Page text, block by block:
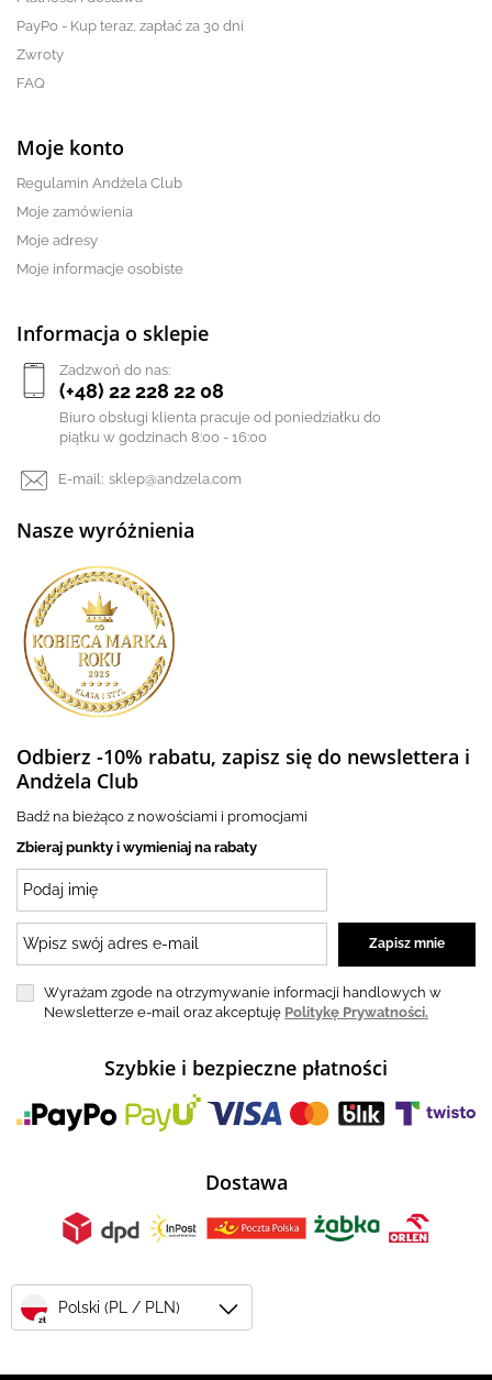
PayPo - Kup teraz, zapłać za 30 dni
Zwroty
FAQ
Moje konto
Regulamin Andżela Club
Moje zamówienia
Moje adresy
Moje informacje osobiste
Informacja o sklepie
Zadzwoń do nas:
(+48) 22 228 22 08
Biuro obsługi klienta pracuje od poniedziałku do
piątku w godzinach 8:00 - 16:00
E-mail: sklep@andzela.com
Nasze wyróżnienia
Odbierz -10% rabatu, zapisz się do newslettera i
Andżela Club
Badź na bieżąco z nowościami i promocjami
Zbieraj punkty i wymieniaj na rabaty
Wyrażam zgode na otrzymywanie informacji handlowych w
Newsletterze e-mail oraz akceptuję Politykę Prywatności.
Szybkie i bezpieczne płatności
Dostawa
zł
Polski (PL / PLN)